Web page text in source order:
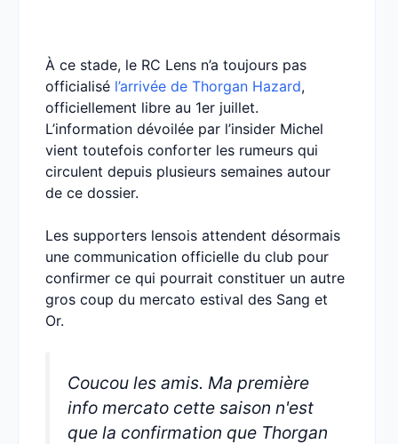
À ce stade, le RC Lens n’a toujours pas
officialisé l’arrivée de Thorgan Hazard,
officiellement libre au 1er juillet.
L’information dévoilée par l’insider Michel
vient toutefois conforter les rumeurs qui
circulent depuis plusieurs semaines autour
de ce dossier.
Les supporters lensois attendent désormais
une communication officielle du club pour
confirmer ce qui pourrait constituer un autre
gros coup du mercato estival des Sang et
Or.
Coucou les amis. Ma première
info mercato cette saison n'est
que la confirmation que Thorgan